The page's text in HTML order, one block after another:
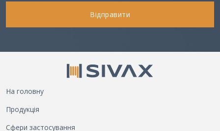
Відправити
На головну
Продукція
Сфери застосування